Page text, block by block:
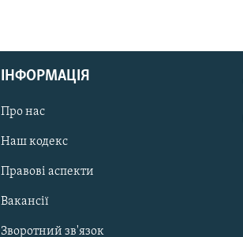
ІНФОРМАЦІЯ
Про нас
Наш кодекс
Правові аспекти
Вакансії
Зворотний зв'язок